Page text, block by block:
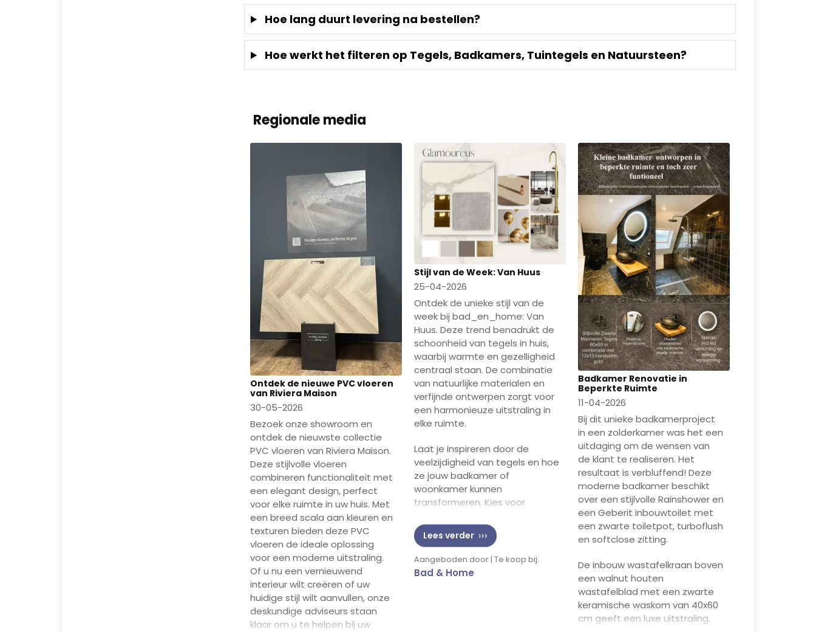
Hoe lang duurt levering na bestellen?
Hoe werkt het filteren op Tegels, Badkamers, Tuintegels en Natuursteen?
Regionale media
Ontdek de nieuwe PVC vloeren
van Riviera Maison
30-05-2026
Bezoek onze showroom en
ontdek de nieuwste collectie
PVC vloeren van Riviera Maison.
Deze stijlvolle vloeren
combineren functionaliteit met
een elegant design, perfect
voor elke ruimte in uw huis. Met
een breed scala aan kleuren en
texturen bieden deze PVC
vloeren de ideale oplossing
voor een moderne uitstraling.
Of u nu een vernieuwend
interieur wilt creëren of uw
huidige stijl wilt aanvullen, onze
deskundige adviseurs staan
klaar om u te helpen bij uw
Stijl van de Week: Van Huus
25-04-2026
Ontdek de unieke stijl van de
week bij bad_en_home: Van
Huus. Deze trend benadrukt de
schoonheid van tegels in huis,
waarbij warmte en gezelligheid
centraal staan. De combinatie
van natuurlijke materialen en
verfijnde ontwerpen zorgt voor
een harmonieuze uitstraling in
elke ruimte.
Laat je inspireren door de
veelzijdigheid van tegels en hoe
ze jouw badkamer of
woonkamer kunnen
transformeren. Kies voor
nieuwste tegeltrends die
perfect passen bij jouw
persoonlijke stijl.
Lees verder
Aangeboden door | Te koop bij:
Bad & Home
Badkamer Renovatie in
Beperkte Ruimte
11-04-2026
Bij dit unieke badkamerproject
in een zolderkamer was het een
uitdaging om de wensen van
de klant te realiseren. Het
resultaat is verbluffend! Deze
moderne badkamer beschikt
over een stijlvolle Rainshower en
een Geberit inbouwtoilet met
een zwarte toiletpot, turboflush
en softclose zitting.
De inbouw wastafelkraan boven
een walnut houten
wastafelblad met een zwarte
keramische waskom van 40x60
cm geeft een luxe uitstraling.